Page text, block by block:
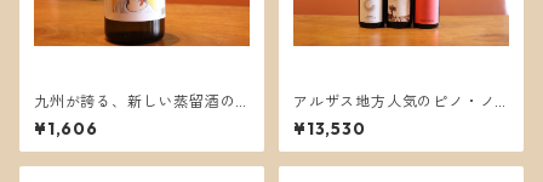
九州が誇る、新しい蒸留酒の
かたち。 MUGY ― 麦の香り
と、自由な飲み方を。
¥1,606
アルザス地方人気のピノ・ノ
ワール3本セット。
¥13,530